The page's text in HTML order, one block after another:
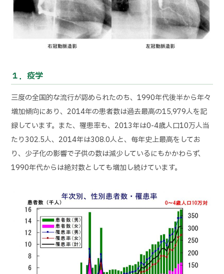
１．疫学
三度の全国的な流行が認められたのち、1990年代後半から年々
増加傾向にあり、2014年の患者数は過去最高の15,979人を記
録しています。また、罹患率も、2013年は0-4歳人口10万人当
たり302.5人、2014年は308.0人と、毎年史上最高を してお
り、少子化の影響で子供の数は減少しているにもかかわらず、
1990年代からは絶対数としても増加し続けています。